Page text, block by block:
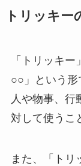
トリッキー
「トリッキ
○○」という形
人や物事、行
対して使うこ
また、「トリ